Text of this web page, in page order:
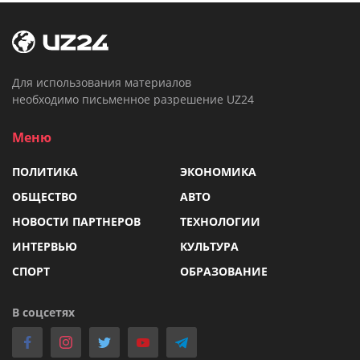
Для использования материалов
необходимо письменное разрешение UZ24
Меню
ПОЛИТИКА
ЭКОНОМИКА
ОБЩЕСТВО
АВТО
НОВОСТИ ПАРТНЕРОВ
ТЕХНОЛОГИИ
ИНТЕРВЬЮ
КУЛЬТУРА
СПОРТ
ОБРАЗОВАНИЕ
В соцсетях